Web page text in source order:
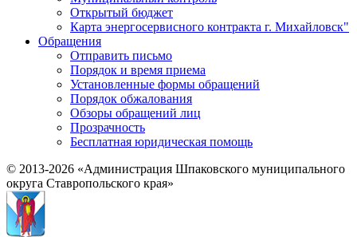
Открытый бюджет
Карта энергосервисного контракта г. Михайловск"
Обращения
Отправить письмо
Порядок и время приема
Установленные формы обращений
Порядок обжалования
Обзоры обращений лиц
Прозрачность
Бесплатная юридическая помощь
© 2013-2026 «Администрация Шпаковского муниципального
округа Ставропольского края»